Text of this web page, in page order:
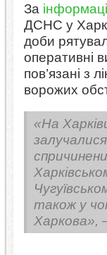
За
ДСНС у
доби
оперативні
пов’язані з
ворожих
«На
також у
Харкова»,